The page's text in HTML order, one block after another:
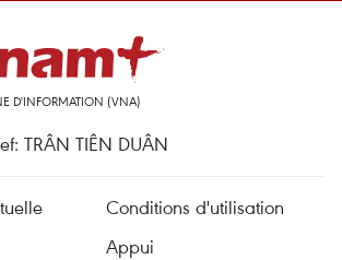
D'INFORMATION (VNA)
TRÂN TIÊN DUÂN
Conditions d'utilisation
Appui